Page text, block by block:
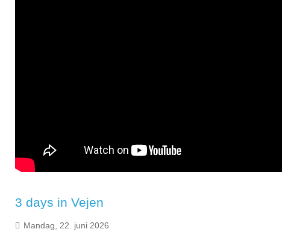
3 days in Vejen
Mandag, 22. juni 2026